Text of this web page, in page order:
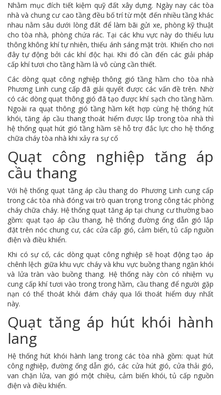
Nhằm mục đích tiết kiệm quỹ đất xây dựng. Ngày nay các tòa
nhà và chung cư cao tầng đều bố trí từ một đến nhiều tầng khác
nhau nằm sâu dưới lòng đất để làm bãi gửi xe, phòng kỹ thuật
cho tòa nhà, phòng chứa rác. Tại các khu vực này do thiếu lưu
thông không khí tự nhiên, thiếu ánh sáng mặt trời. Khiến cho nơi
đây tự động bởi các khí độc hại. Khi đó cần đến các giải pháp
cấp khí tươi cho tầng hầm là vô cùng cần thiết.
Các dòng quạt công nghiệp thông gió tầng hầm cho tòa nhà
Phương Linh cung cấp đã giải quyết được các vấn đề trên. Nhờ
có các dòng quạt thông gió đã tạo được khí sạch cho tầng hầm.
Ngoài ra quạt thông gió tầng hầm kết hợp cùng hệ thống hút
khói, tăng áp cầu thang thoát hiểm được lắp trong tòa nhà thì
hệ thống quạt hút gió tầng hầm sẽ hỗ trợ đắc lực cho hệ thống
chữa cháy tòa nhà khi xảy ra sự cố
Quạt công nghiệp tăng áp
cầu thang
Với hệ thống quạt tăng áp cầu thang do Phương Linh cung cấp
trong các tòa nhà đóng vai trò quan trọng trong công tác phòng
cháy chữa cháy. Hệ thống quạt tăng áp tại chung cư thường bao
gồm: quạt tạo áp cầu thang, hệ thống đường ống dẫn gió lắp
đặt trên nóc chung cư, các cửa cấp gió, cảm biến, tủ cấp nguồn
điện và điều khiển.
Khi có sự cố, các dòng quạt công nghiệp sẽ hoạt động tạo áp
chênh lệch giữa khu vực cháy và khu vực buồng thang ngăn khói
và lửa tràn vào buồng thang. Hệ thống này còn có nhiệm vụ
cung cấp khí tươi vào trong trong hầm, cầu thang để người gặp
nạn có thể thoát khỏi đám cháy qua lối thoát hiểm duy nhất
này.
Quạt tăng áp hút khói hành
lang
Hệ thống hút khói hành lang trong các tòa nhà gồm: quạt hút
công nghiệp, đường ống dẫn gió, các cửa hút gió, cửa thải gió,
van chặn lửa, van gió một chiều, cảm biến khói, tủ cấp nguồn
điện và điều khiển.